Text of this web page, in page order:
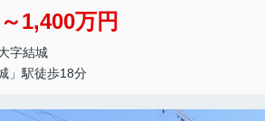
1,400万円
字結城
」駅徒歩18分